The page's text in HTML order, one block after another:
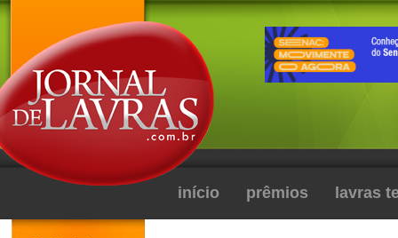
início prêmios lavras